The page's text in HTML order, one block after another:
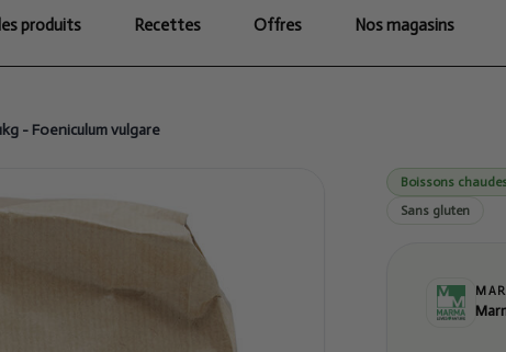
produits Recettes Offres Nos magasins
- Foeniculum vulgare
Boissons
Sans gluten